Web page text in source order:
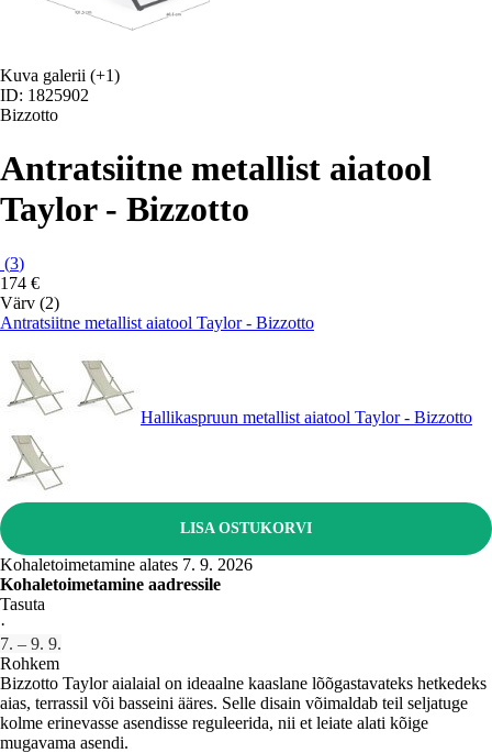
Kuva galerii (+1)
ID: 1825902
Bizzotto
Antratsiitne metallist aiatool
Taylor - Bizzotto
(3)
174 €
Värv (2)
Antratsiitne metallist aiatool Taylor - Bizzotto
Hallikaspruun metallist aiatool Taylor - Bizzotto
LISA OSTUKORVI
Kohaletoimetamine alates 7. 9. 2026
Kohaletoimetamine aadressile
Tasuta
·
7. – 9. 9.
Rohkem
Bizzotto Taylor aialaial on ideaalne kaaslane lõõgastavateks hetkedeks
aias, terrassil või basseini ääres. Selle disain võimaldab teil seljatuge
kolme erinevasse asendisse reguleerida, nii et leiate alati kõige
mugavama asendi.